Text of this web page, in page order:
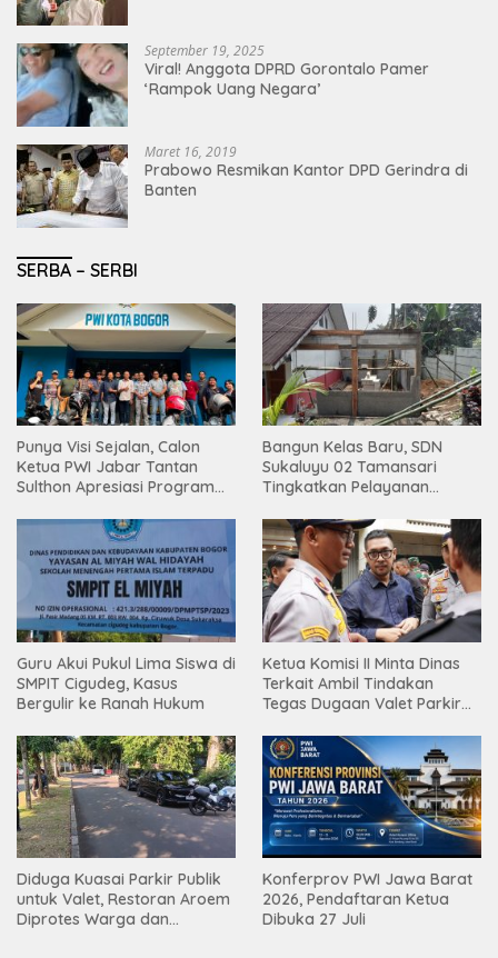
September 19, 2025
Viral! Anggota DPRD Gorontalo Pamer
‘Rampok Uang Negara’
Maret 16, 2019
Prabowo Resmikan Kantor DPD Gerindra di
Banten
SERBA – SERBI
Punya Visi Sejalan, Calon
Ketua PWI Jabar Tantan
Sulthon Apresiasi Program
Bangun Kelas Baru, SDN
Sukaluyu 02 Tamansari
Tingkatkan Pelayanan
Guru Akui Pukul Lima Siswa di
SMPIT Cigudeg, Kasus
Bergulir ke Ranah Hukum
Ketua Komisi II Minta Dinas
Terkait Ambil Tindakan
Tegas Dugaan Valet Parkir
Jalan Publik
Diduga Kuasai Parkir Publik
untuk Valet, Restoran Aroem
Diprotes Warga dan
Konferprov PWI Jawa Barat
2026, Pendaftaran Ketua
Dibuka 27 Juli